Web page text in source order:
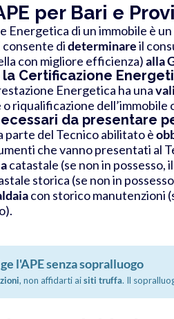
per Bari e
Energetica di un immobile è un
consente dideterminareil
con migliore efficienza)alla
Certificazione
Energetica ha una
riqualificazione dell’immobile
da presentare
parte del Tecnico abilitato è
che vanno presentati al
catastale (se non in possesso,
storica (se non in
con storico manutenzioni
l'APE senza sopralluogo
, non affidarti aisiti truffa. Il